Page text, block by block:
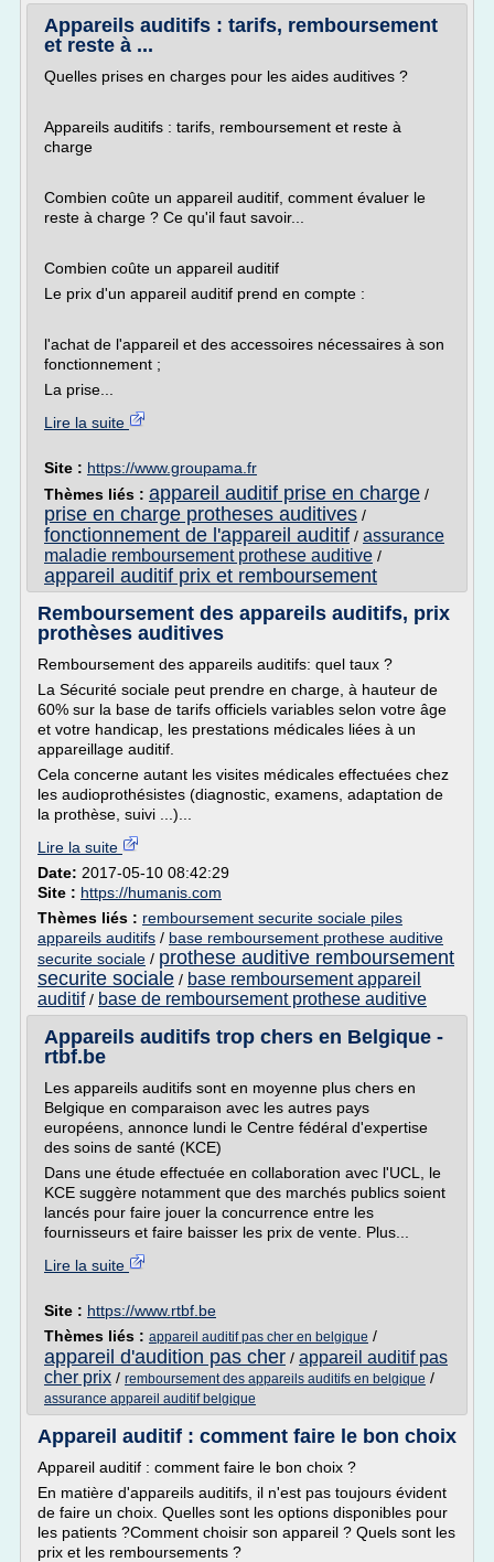
Appareils auditifs : tarifs, remboursement
et reste à ...
Quelles prises en charges pour les aides auditives ?
Appareils auditifs : tarifs, remboursement et reste à
charge
Combien coûte un appareil auditif, comment évaluer le
reste à charge ? Ce qu'il faut savoir...
Combien coûte un appareil auditif
Le prix d'un appareil auditif prend en compte :
l'achat de l'appareil et des accessoires nécessaires à son
fonctionnement ;
La prise...
Lire la suite
Site : https://www.groupama.fr
Thèmes liés : appareil auditif prise en charge /
prise en charge protheses auditives /
fonctionnement de l'appareil auditif / assurance
maladie remboursement prothese auditive /
appareil auditif prix et remboursement
Remboursement des appareils auditifs, prix
prothèses auditives
Remboursement des appareils auditifs: quel taux ?
La Sécurité sociale peut prendre en charge, à hauteur de
60% sur la base de tarifs officiels variables selon votre âge
et votre handicap, les prestations médicales liées à un
appareillage auditif.
Cela concerne autant les visites médicales effectuées chez
les audioprothésistes (diagnostic, examens, adaptation de
la prothèse, suivi ...)...
Lire la suite
Date: 2017-05-10 08:42:29
Site : https://humanis.com
Thèmes liés : remboursement securite sociale piles
appareils auditifs / base remboursement prothese auditive
securite sociale / prothese auditive remboursement
securite sociale / base remboursement appareil
auditif/ base de remboursement prothese auditive
Appareils auditifs trop chers en Belgique -
rtbf.be
Les appareils auditifs sont en moyenne plus chers en
Belgique en comparaison avec les autres pays
européens, annonce lundi le Centre fédéral d'expertise
des soins de santé (KCE)
Dans une étude effectuée en collaboration avec l'UCL, le
KCE suggère notamment que des marchés publics soient
lancés pour faire jouer la concurrence entre les
fournisseurs et faire baisser les prix de vente. Plus...
Lire la suite
Site : https://www.rtbf.be
Thèmes liés : appareil auditif pas cher en belgique /
appareil d'audition pas cher / appareil auditif pas
cher prix / remboursement des appareils auditifs en belgique /
assurance appareil auditif belgique
Appareil auditif : comment faire le bon choix
Appareil auditif : comment faire le bon choix ?
En matière d'appareils auditifs, il n'est pas toujours évident
de faire un choix. Quelles sont les options disponibles pour
les patients ?Comment choisir son appareil ? Quels sont les
prix et les remboursements ?